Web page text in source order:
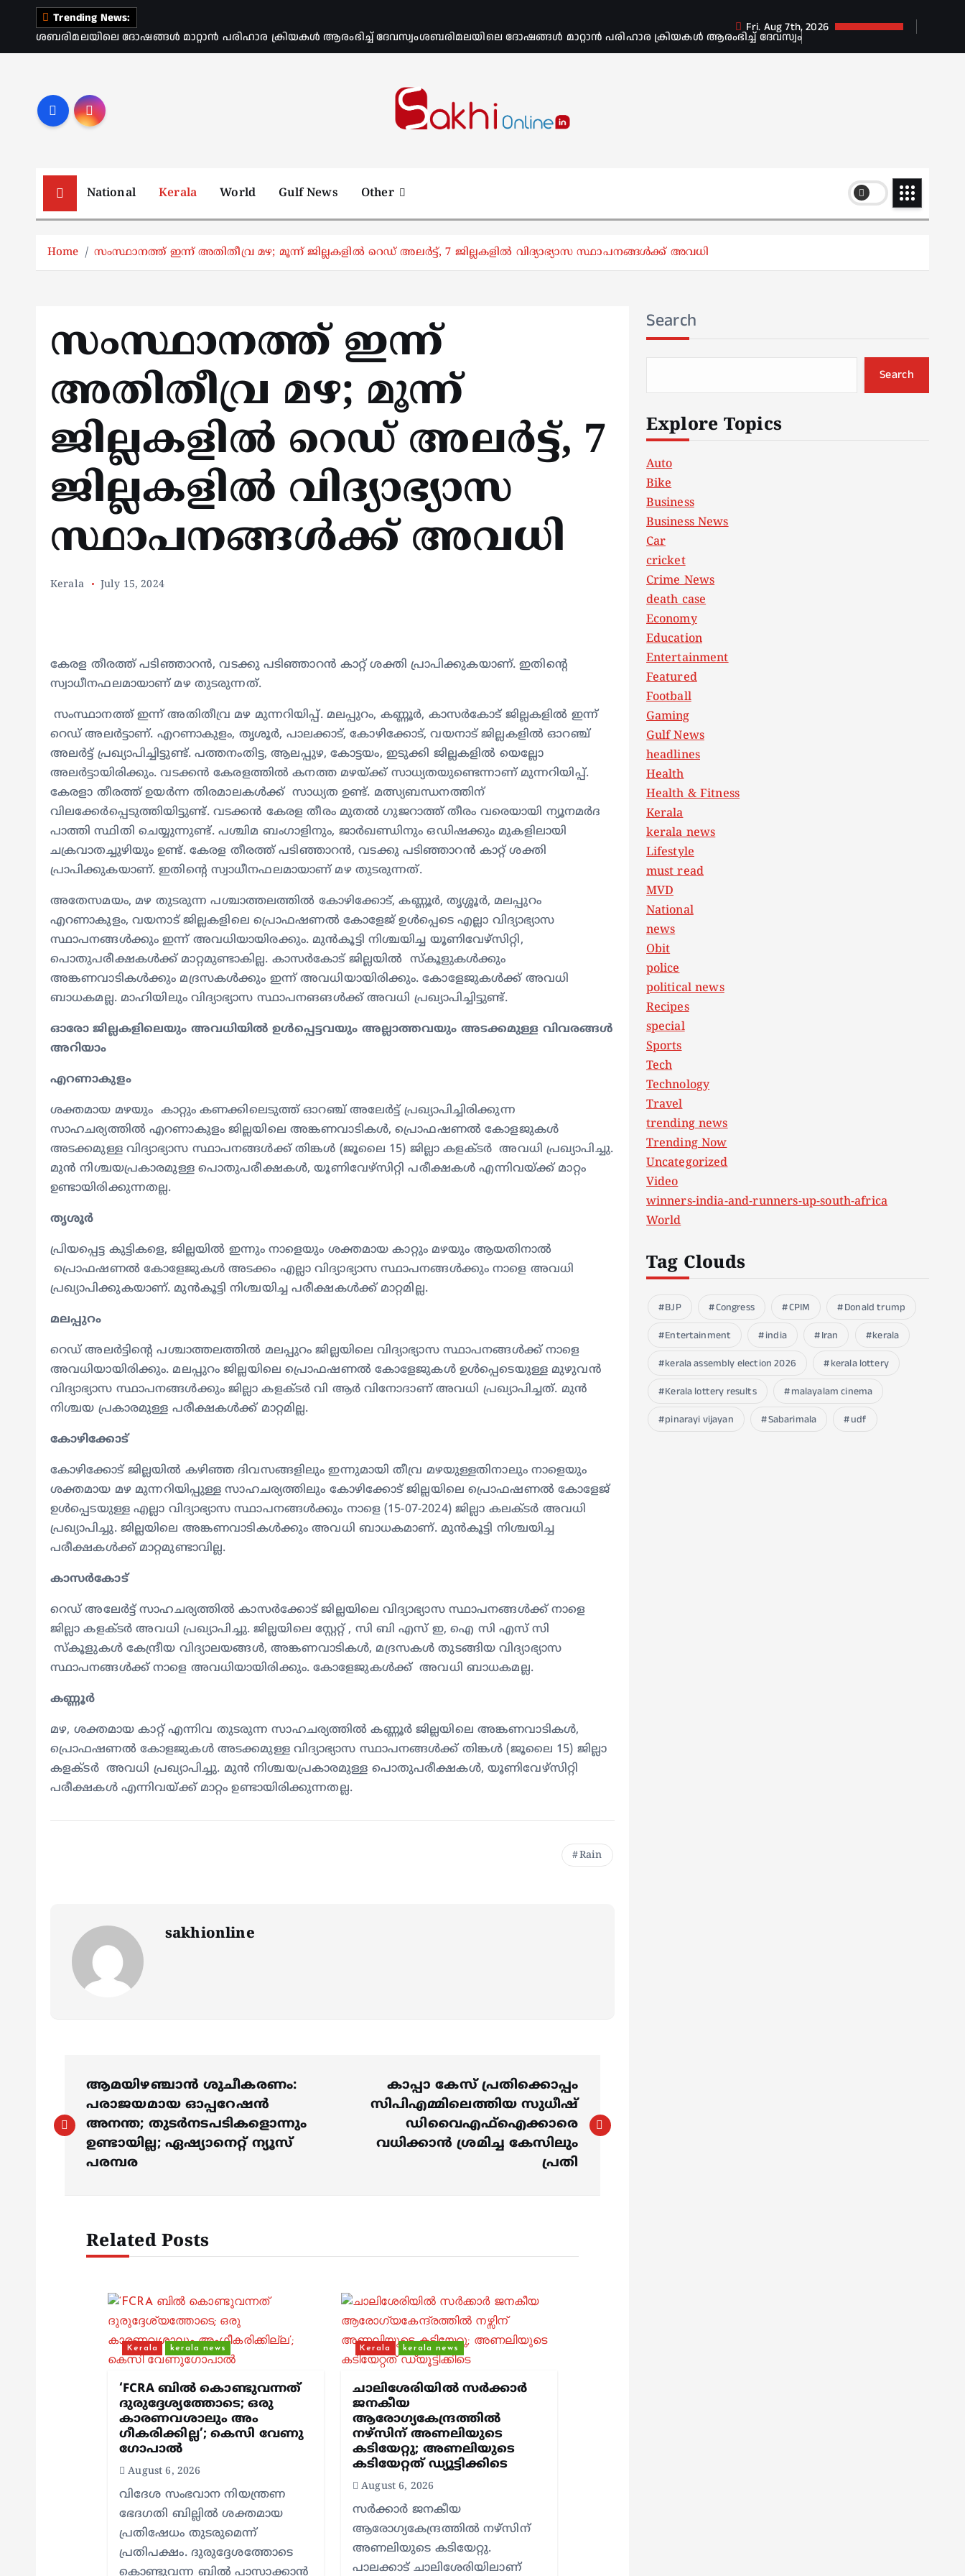
Trending News:
ശബരിമലയിലെ ദോഷങ്ങൾ മാറ്റാൻ പരിഹാര ക്രിയകൾ ആരംഭിച്ച് ദേവസ്വംശബരിമലയിലെ ദോഷങ്ങൾ മാറ്റാൻ പരിഹാര ക്രിയകൾ ആരംഭിച്ച് ദേവസ്വം
Fri. Aug 7th, 2026
National Kerala World Gulf News Other
Home സംസ്ഥാനത്ത് ഇന്ന് അതിതീവ്ര മഴ; മൂന്ന് ജില്ലകളിൽ റെഡ് അലര്‍ട്ട്, 7 ജില്ലകളിൽ വിദ്യാഭ്യാസ സ്ഥാപനങ്ങൾക്ക് അവധി
സംസ്ഥാനത്ത് ഇന്ന്
അതിതീവ്ര മഴ; മൂന്ന്
ജില്ലകളിൽ റെഡ് അലര്‍ട്ട്, 7
ജില്ലകളിൽ വിദ്യാഭ്യാസ
സ്ഥാപനങ്ങൾക്ക് അവധി
Kerala July 15, 2024
കേരള തീരത്ത് പടിഞ്ഞാറൻ, വടക്കു പടിഞ്ഞാറൻ കാറ്റ് ശക്തി പ്രാപിക്കുകയാണ്. ഇതിന്റെ
സ്വാധീനഫലമായാണ് മഴ തുടരുന്നത്.
സംസ്ഥാനത്ത് ഇന്ന് അതിതീവ്ര മഴ മുന്നറിയിപ്പ്. മലപ്പുറം, കണ്ണൂർ, കാസർകോട് ജില്ലകളിൽ ഇന്ന്
റെഡ് അലർട്ടാണ്. എറണാകുളം, തൃശൂർ, പാലക്കാട്, കോഴിക്കോട്, വയനാട് ജില്ലകളിൽ ഓറ‍ഞ്ച്
അലർട്ട് പ്രഖ്യാപിച്ചിട്ടുണ്ട്. പത്തനംതിട്ട, ആലപ്പുഴ, കോട്ടയം, ഇടുക്കി ജില്ലകളിൽ യെല്ലോ
അലർട്ടായിരിക്കും. വടക്കൻ കേരളത്തിൽ കനത്ത മഴയ്ക്ക് സാധ്യതയുണ്ടെന്നാണ് മുന്നറിയിപ്പ്.
കേരളാ തീരത്ത് ഉയർന്ന തിരമാലകൾക്ക് സാധ്യത ഉണ്ട്. മത്സ്യബന്ധനത്തിന്
വിലക്കേർപ്പെടുത്തിയിട്ടുണ്ട്. വടക്കൻ കേരള തീരം മുതൽ ഗുജറാത്ത് തീരം വരെയായി ന്യൂനമർദ
പാത്തി സ്ഥിതി ചെയ്യുന്നുണ്ട്. പശ്ചിമ ബംഗാളിനും, ജാർഖണ്ഡിനും ഒഡിഷക്കും മുകളിലായി
ചക്രവാതച്ചുഴിയും ഉണ്ട്. കേരള തീരത്ത് പടിഞ്ഞാറൻ, വടക്കു പടിഞ്ഞാറൻ കാറ്റ് ശക്തി
പ്രാപിക്കുകയാണ്. ഇതിന്റെ സ്വാധീനഫലമായാണ് മഴ തുടരുന്നത്.
അതേസമയം, മഴ തുടരുന്ന പശ്ചാത്തലത്തിൽ കോഴിക്കോട്, കണ്ണൂർ, തൃശ്ശൂർ, മലപ്പുറം
എറണാകുളം, വയനാട് ജില്ലകളിലെ പ്രൊഫഷണൽ കോളേജ് ഉൾപ്പെടെ എല്ലാ വിദ്യാഭ്യാസ
സ്ഥാപനങ്ങൾക്കും ഇന്ന് അവധിയായിരക്കും. മുൻകൂട്ടി നിശ്ചയിച്ച യൂണിവേഴ്സിറ്റി,
പൊതുപരീക്ഷകൾക്ക് മാറ്റമുണ്ടാകില്ല. കാസർകോട് ജില്ലയിൽ സ്കൂളുകൾക്കും
അങ്കണവാടികൾക്കും മദ്രസകൾക്കും ഇന്ന് അവധിയായിരിക്കും. കോളേജുകൾക്ക് അവധി
ബാധകമല്ല. മാഹിയിലും വിദ്യാഭ്യാസ സ്ഥാപനങങൾക്ക് അവധി പ്രഖ്യാപിച്ചിട്ടുണ്ട്.
ഓരോ ജില്ലകളിലെയും അവധിയിൽ ഉൾപ്പെട്ടവയും അല്ലാത്തവയും അടക്കമുള്ള വിവരങ്ങൾ
അറിയാം
എറണാകുളം
ശക്തമായ മഴയും കാറ്റും കണക്കിലെടുത്ത് ഓറഞ്ച് അലേർട്ട് പ്രഖ്യാപിച്ചിരിക്കുന്ന
സാഹചര്യത്തിൽ എറണാകുളം ജില്ലയിലെ അങ്കണവാടികൾ, പ്രൊഫഷണൽ കോളജുകൾ
അടക്കമുള്ള വിദ്യാഭ്യാസ സ്ഥാപനങ്ങൾക്ക് തിങ്കൾ (ജൂലൈ 15) ജില്ലാ കളക്ടർ അവധി പ്രഖ്യാപിച്ചു.
മുൻ നിശ്ചയപ്രകാരമുള്ള പൊതുപരീക്ഷകൾ, യൂണിവേഴ്സിറ്റി പരീക്ഷകൾ എന്നിവയ്ക്ക് മാറ്റം
ഉണ്ടായിരിക്കുന്നതല്ല.
തൃശൂര്‍
പ്രിയപ്പെട്ട കുട്ടികളെ, ജില്ലയിൽ ഇന്നും നാളെയും ശക്തമായ കാറ്റും മഴയും ആയതിനാൽ
പ്രൊഫഷണൽ കോളേജുകൾ അടക്കം എല്ലാ വിദ്യാഭ്യാസ സ്ഥാപനങ്ങൾക്കും നാളെ അവധി
പ്രഖ്യാപിക്കുകയാണ്. മുൻകൂട്ടി നിശ്ചയിച്ച പരീക്ഷകൾക്ക് മാറ്റമില്ല.
മലപ്പുറം
റെഡ് അലർട്ടിന്‍റെ പശ്ചാത്തലത്തിൽ മലപ്പുറം ജില്ലയിലെ വിദ്യാഭ്യാസ സ്ഥാപനങ്ങൾക്ക് നാളെ
അവധിയായിരിക്കും. മലപ്പുറം ജില്ലയിലെ പ്രൊഫഷണൽ കോളേജുകൾ ഉൾപ്പെടെയുള്ള മുഴുവൻ
വിദ്യാഭ്യാസ സ്ഥാപനങ്ങൾക്കും ജില്ലാ കളക്ടർ വി ആർ വിനോദാണ് അവധി പ്രഖ്യാപിച്ചത്. മുൻ
നിശ്ചയ പ്രകാരമുള്ള പരീക്ഷകൾക്ക് മാറ്റമില്ല.
കോഴിക്കോട്
കോഴിക്കോട് ജില്ലയിൽ കഴിഞ്ഞ ദിവസങ്ങളിലും ഇന്നുമായി തീവ്ര മഴയുള്ളതിനാലും നാളെയും
ശക്തമായ മഴ മുന്നറിയിപ്പുള്ള സാഹചര്യത്തിലും കോഴിക്കോട് ജില്ലയിലെ പ്രൊഫഷണൽ കോളേജ്
ഉൾപ്പെടയുള്ള എല്ലാ വിദ്യാഭ്യാസ സ്ഥാപനങ്ങൾക്കും നാളെ (15-07-2024) ജില്ലാ കലക്ടർ അവധി
പ്രഖ്യാപിച്ചു. ജില്ലയിലെ അങ്കണവാടികള്‍ക്കും അവധി ബാധകമാണ്. മുൻകൂട്ടി നിശ്ചയിച്ച
പരീക്ഷകൾക്ക് മാറ്റമുണ്ടാവില്ല.
കാസർകോട്
റെഡ് അലേർട്ട് സാഹചര്യത്തിൽ കാസർക്കോട് ജില്ലയിലെ വിദ്യാഭ്യാസ സ്ഥാപനങ്ങൾക്ക് നാളെ
ജില്ലാ കളക്ടർ അവധി പ്രഖ്യാപിച്ചു. ജില്ലയിലെ സ്റ്റേറ്റ് , സി ബി എസ് ഇ, ഐ സി എസ് സി
സ്‌കൂളുകൾ കേന്ദ്രീയ വിദ്യാലയങ്ങൾ, അങ്കണവാടികൾ, മദ്രസകൾ തുടങ്ങിയ വിദ്യാഭ്യാസ
സ്ഥാപനങ്ങൾക്ക് നാളെ അവധിയായിരിക്കും. കോളേജുകൾക്ക് അവധി ബാധകമല്ല.
കണ്ണൂര്‍
മഴ, ശക്തമായ കാറ്റ് എന്നിവ തുടരുന്ന സാഹചര്യത്തിൽ കണ്ണൂർ ജില്ലയിലെ അങ്കണവാടികൾ,
പ്രൊഫഷണൽ കോളജുകൾ അടക്കമുള്ള വിദ്യാഭ്യാസ സ്ഥാപനങ്ങൾക്ക് തിങ്കൾ (ജൂലൈ 15) ജില്ലാ
കളക്ടർ അവധി പ്രഖ്യാപിച്ചു. മുൻ നിശ്ചയപ്രകാരമുള്ള പൊതുപരീക്ഷകൾ, യൂണിവേഴ്സിറ്റി
പരീക്ഷകൾ എന്നിവയ്ക്ക് മാറ്റം ഉണ്ടായിരിക്കുന്നതല്ല.
Rain
sakhionline
o
ആമയിഴഞ്ചാൻ ശുചീകരണം:
പരാജയമായ ഓപ്പറേഷൻ
അനന്ത; തുടർനടപടികളൊന്നും
ഉണ്ടായില്ല; ഏഷ്യാനെറ്റ് ന്യൂസ്
പരമ്പര
കാപ്പാ കേസ് പ്രതിക്കൊപ്പം
സിപിഎമ്മിലെത്തിയ സുധീഷ്
ഡിവൈഎഫ്ഐക്കാരെ
വധിക്കാൻ ശ്രമിച്ച കേസിലും
പ്രതി
Related Posts
Kerala kerala news
‘FCRA ബിൽ കൊണ്ടുവന്നത്
ദുരുദ്ദേശ്യത്തോടെ; ഒരു
കാരണവശാലും അം​
ഗീകരിക്കില്ല’; കെസി വേണു​
ഗോപാൽ
August 6, 2026
വിദേശ സംഭവാന നിയന്ത്രണ
ഭേദഗതി ബില്ലിൽ ശക്തമായ
പ്രതിഷേധം തുടരുമെന്ന്
പ്രതിപക്ഷം. ദുരുദ്ദേശത്തോടെ
കൊണ്ടുവന്ന ബിൽ പാസാക്കാൻ
Kerala kerala news
ചാലിശേരിയില്‍ സര്‍ക്കാര്‍
ജനകീയ
ആരോഗ്യകേന്ദ്രത്തില്‍
നഴ്സിന് അണലിയുടെ
കടിയേറ്റു; അണലിയുടെ
കടിയേറ്റത് ഡ്യൂട്ടിക്കിടെ
August 6, 2026
സര്‍ക്കാര്‍ ജനകീയ
ആരോഗ്യകേന്ദ്രത്തില്‍ നഴ്സിന്
അണലിയുടെ കടിയേറ്റു.
പാലക്കാട് ചാലിശേരിയിലാണ്
Search
Search
Explore Topics
Auto
Bike
Business
Business News
Car
cricket
Crime News
death case
Economy
Education
Entertainment
Featured
Football
Gaming
Gulf News
headlines
Health
Health & Fitness
Kerala
kerala news
Lifestyle
must read
MVD
National
news
Obit
police
political news
Recipes
special
Sports
Tech
Technology
Travel
trending news
Trending Now
Uncategorized
Video
winners-india-and-runners-up-south-africa
World
Tag Clouds
BJP Congress CPIM
Donald trump
Entertainment
india Iran
kerala
kerala assembly election 2026
kerala lottery
Kerala lottery results
malayalam cinema
pinarayi vijayan
Sabarimala udf